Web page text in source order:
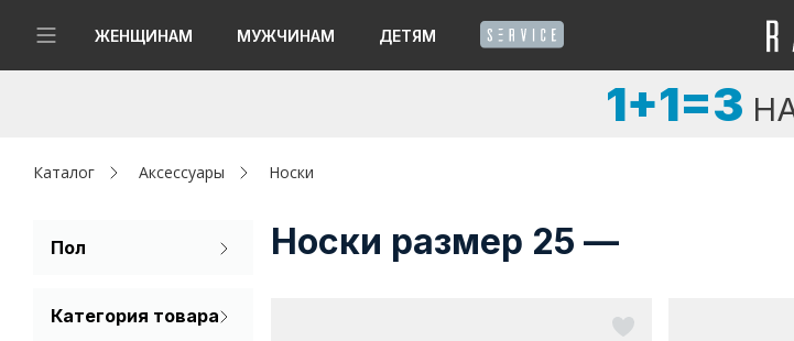
ЖЕНЩИНАМ МУЖЧИНАМ ДЕТЯМ
Женщинам
Капсула
1+1=3
Каталог Аксессуары Носки
Пол
Категория товара
Носки размер 25 —